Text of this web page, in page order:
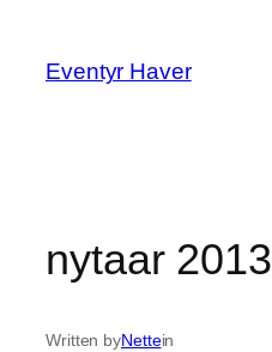
indhold
Eventyr Haver
nytaar 2013
Written byNettein